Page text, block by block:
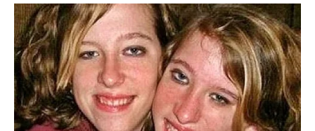
Dodajte ocijeđenu rižu.
Pričekajte da voda ponovo prokuha.
Smanjite vatru na minimum, poklopite i pustite da
lagano kuha15–20 minuta.